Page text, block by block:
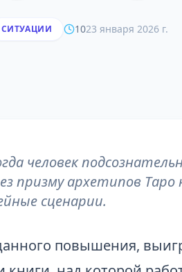
СИТУАЦИИ 1023 января 2026 г.
человек
призму архетипов
сценарии.
повышения,